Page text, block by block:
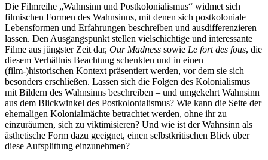
Die Filmreihe „Wahnsinn und Postkolonialismus“ widmet sich
filmischen Formen des Wahnsinns, mit denen sich postkoloniale
Lebensformen und Erfahrungen beschreiben und ausdifferenzieren
lassen. Den Ausgangspunkt stellen vielschichtige und interessante
Filme aus jüngster Zeit dar, Our Madness sowie Le fort des fous, die
diesem Verhältnis Beachtung schenkten und in einen
(film-)historischen Kontext präsentiert werden, vor dem sie sich
besonders erschließen. Lassen sich die Folgen des Kolonialismus
mit Bildern des Wahnsinns beschreiben – und umgekehrt Wahnsinn
aus dem Blickwinkel des Postkolonialismus? Wie kann die Seite der
ehemaligen Kolonialmächte betrachtet werden, ohne ihr zu
einzuräumen, sich zu viktimisieren? Und wie ist der Wahnsinn als
ästhetische Form dazu geeignet, einen selbstkritischen Blick über
diese Aufsplittung einzunehmen?